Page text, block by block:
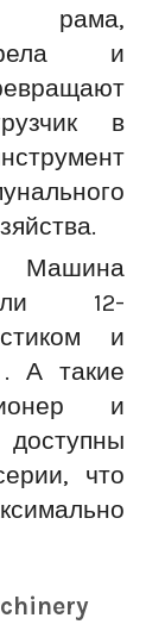
и
в
Машина
12-
и
А такие
и
что